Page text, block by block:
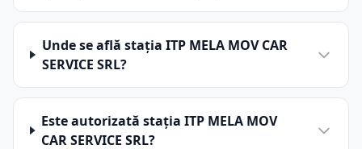
Unde se află stația ITP MELA MOV CAR
SERVICE SRL?
Este autorizată stația ITP MELA MOV
CAR SERVICE SRL?